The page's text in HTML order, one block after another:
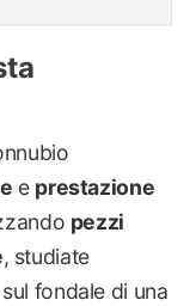
e prestazione
pezzi
, studiate
fondale di una